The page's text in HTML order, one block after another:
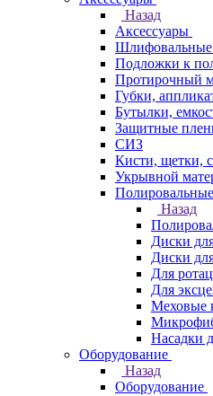
Назад
Аксессуары
Шлифовальные
Подложки к
Протирочный
Губки,
Бутылки,
Защитные
СИЗ
Кисти, щетки,
Укрывной
Назад
Диски
Диски
Для
Для
Меховые
Насадки
Оборудование
Назад
Оборудование